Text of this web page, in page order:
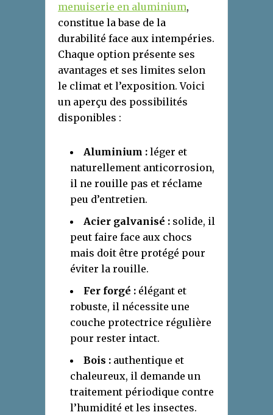
menuiserie en aluminium,
constitue la base de la
durabilité face aux intempéries.
Chaque option présente ses
avantages et ses limites selon
le climat et l’exposition. Voici
un aperçu des possibilités
disponibles :
Aluminium : léger et
naturellement anticorrosion,
il ne rouille pas et réclame
peu d’entretien.
Acier galvanisé : solide, il
peut faire face aux chocs
mais doit être protégé pour
éviter la rouille.
Fer forgé : élégant et
robuste, il nécessite une
couche protectrice régulière
pour rester intact.
Bois : authentique et
chaleureux, il demande un
traitement périodique contre
l’humidité et les insectes.